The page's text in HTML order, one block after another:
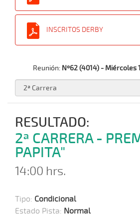
INSCRITOS DERBY
Reunión: Nº62 (4014) - Miércoles
RESULTADO:
2ª CARRERA -
PAPITA"
14:00 hrs.
Tipo: Condicional
Estado Pista: Normal